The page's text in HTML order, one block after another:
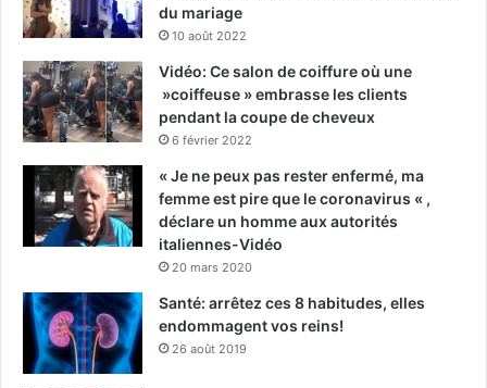
du mariage
10 août 2022
Vidéo: Ce salon de coiffure où une
»coiffeuse » embrasse les clients
pendant la coupe de cheveux
6 février 2022
« Je ne peux pas rester enfermé, ma
femme est pire que le coronavirus « ,
déclare un homme aux autorités
italiennes-Vidéo
20 mars 2020
Santé: arrêtez ces 8 habitudes, elles
endommagent vos reins!
26 août 2019